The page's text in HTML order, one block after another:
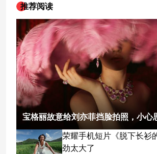
推荐阅读
宝格丽故意给刘亦菲挡脸拍照，小心
荣耀手机短片《脱下长衫
劲太大了